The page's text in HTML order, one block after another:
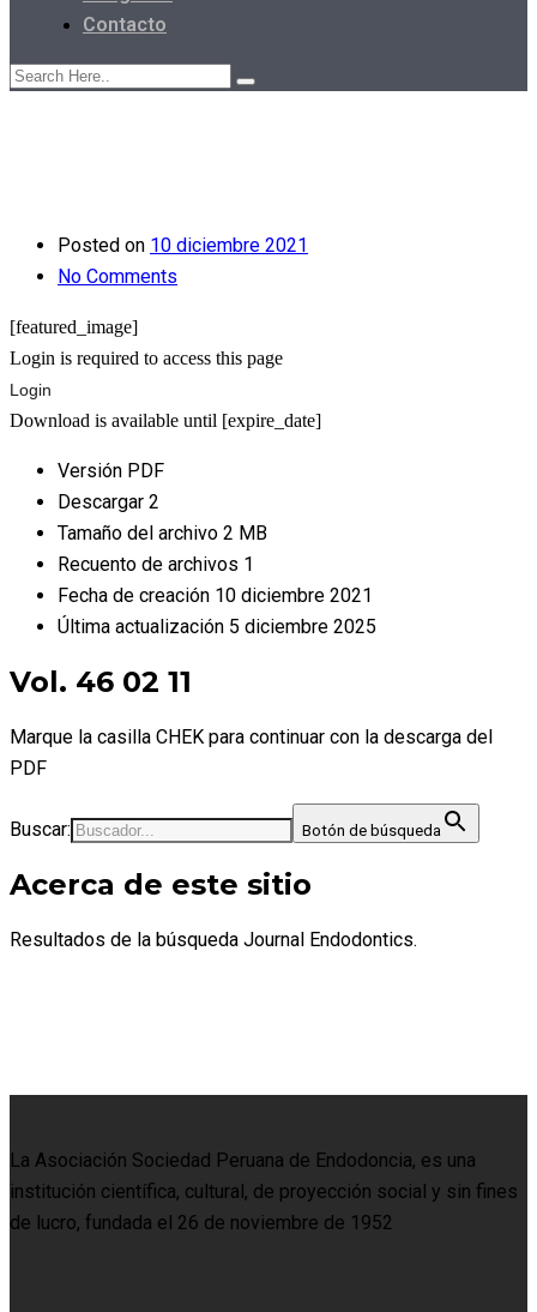
Contacto
Posted on 10 diciembre 2021
No Comments
[featured_image]
Login is required to access this page
Login
Download is available until [expire_date]
Versión PDF
Descargar 2
Tamaño del archivo 2 MB
Recuento de archivos 1
Fecha de creación 10 diciembre 2021
Última actualización 5 diciembre 2025
Vol. 46 02 11
Marque la casilla CHEK para continuar con la descarga del
PDF
Buscar: Botón de búsqueda
Acerca de este sitio
Resultados de la búsqueda Journal Endodontics.
La Asociación Sociedad Peruana de Endodoncia, es una
institución científica, cultural, de proyección social y sin fines
de lucro, fundada el 26 de noviembre de 1952